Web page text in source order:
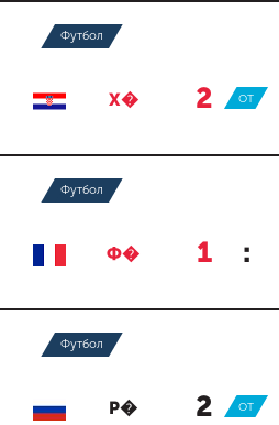
Футбол
Х� 2 :
ОТ
Футбол
Ф� 1 :
Футбол
Р� 2 :
ОТ